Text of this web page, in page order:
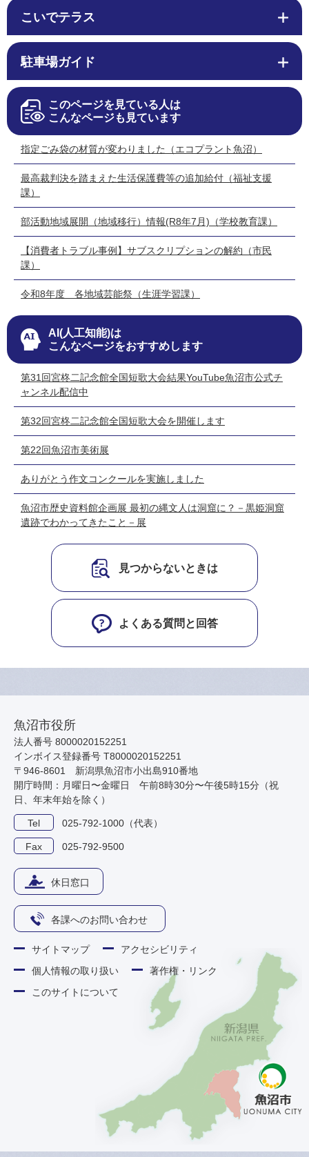
こいでテラス
駐車場ガイド
このページを見ている人は
こんなページも見ています
指定ごみ袋の材質が変わりました（エコプラント魚沼）
最高裁判決を踏まえた生活保護費等の追加給付（福祉支援
課）
部活動地域展開（地域移行）情報(R8年7月)（学校教育課）
【消費者トラブル事例】サブスクリプションの解約（市民
課）
令和8年度 各地域芸能祭（生涯学習課）
AI(人工知能)は
こんなページをおすすめします
第31回宮柊二記念館全国短歌大会結果YouTube魚沼市公式チ
ャンネル配信中
第32回宮柊二記念館全国短歌大会を開催します
第22回魚沼市美術展
ありがとう作文コンクールを実施しました
魚沼市歴史資料館企画展 最初の縄文人は洞窟に？－黒姫洞窟
遺跡でわかってきたこと－展
見つからないときは
よくある質問と回答
魚沼市役所
法人番号 8000020152251
インボイス登録番号 T8000020152251
〒946-8601 新潟県魚沼市小出島910番地
開庁時間：月曜日〜金曜日 午前8時30分〜午後5時15分（祝
日、年末年始を除く）
Tel 025-792-1000（代表）
Fax 025-792-9500
休日窓口
各課へのお問い合わせ
サイトマップ
アクセシビリティ
個人情報の取り扱い
著作権・リンク
このサイトについて